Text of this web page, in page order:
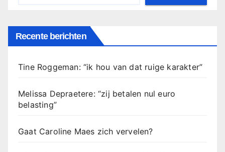
Recente berichten
Tine Roggeman: “ik hou van dat ruige karakter”
Melissa Depraetere: “zij betalen nul euro
belasting”
Gaat Caroline Maes zich vervelen?